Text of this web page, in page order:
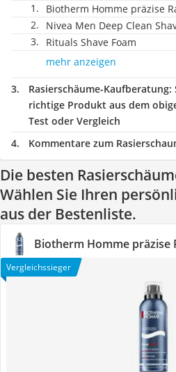
Biotherm Homme präzise
Nivea Men Deep Clean
Rituals Shave Foam
mehr anzeigen
Rasierschäume-Kaufberatung:
richtige Produkt aus dem
Test oder Vergleich
Kommentare zum
Die besten
Wählen Sie Ihren
aus der Bestenliste.
Biotherm Homme präzise
Vergleichssieger